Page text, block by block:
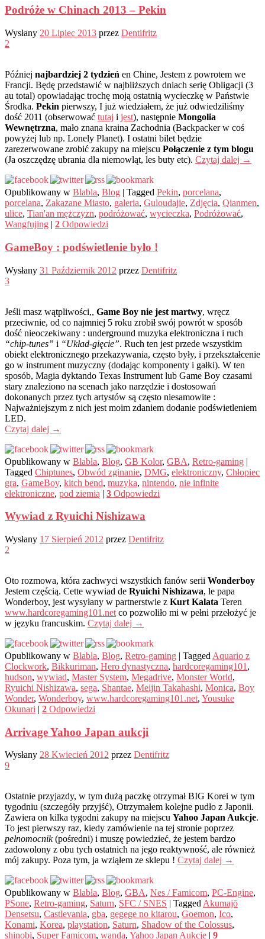
Podróże w Chinach 2013 – Pekin
Wysłany 20 Lipiec 2013 przez Dentifritz
2
Później najbardziej 2 tydzień en Chine, Jestem z powrotem we
Francji. Będę przedstawić w najbliższych dniach serię Obligacji (3
au total) opowiadając trochę moją ostatnią wycieczkę w Państwie
Środka. Pekin pierwszy, I już wiedziałem, że już odwiedziliśmy
dość 2011 (obserwować tutaj i jest), następnie Mongolia
Wewnętrzna, mało znana kraina Zachodnia (Backpacker w coś
powyżej lub np. Lonely Planet). I ostatni bilet będzie
zarezerwowane zrobić zakupy na miejscu Połączenie z tym blogu
(Ja oszczędzę ubrania dla niemowląt, les buty etc). Czytaj dalej →
Opublikowany w Blabla, Blog | Tagged Pekin, porcelana,
porcelana, Zakazane Miasto, galeria, Guloudajie, Zdjęcia, Qianmen,
ulice, Tian'an mężczyzn, podróżować, wycieczka, Podróżować,
Wangfujing | 2 Odpowiedzi
GameBoy : podświetlenie było !
Wysłany 31 Październik 2012 przez Dentifritz
3
Jeśli masz wątpliwości,, Game Boy nie jest martwy, wręcz
przeciwnie, od co najmniej 5 roku zrobił swój powrót w sposób
dość nieoczekiwany : underground muzyka elektroniczna i ruch
“chip-tunes” i “Układ-gięcie”. Ruch ten jest przede wszystkim
obiekt elektronicznego przekazywania, często były, i przekształcenie
go w instrument muzyczny (dodając komponenty i gałki). W ten
sposób, Magia dyktando Texas Instrument lub Game Boy czasami
stary znaleziono na scenach jako narzędzie i dostosowań
dokonanych przez tych artystów są często niesamowite :
Najważniejszym z nich jest moim zdaniem dodanie podświetleniem
LED.
Czytaj dalej →
Opublikowany w Blabla, Blog, GB Kolor, GBA, Retro-gaming |
Tagged Chiptunes, Obwód zginanie, DMG, elektroniczny, Chłopiec
gra, GameBoy, kitch bend, muzyka, nintendo, nie infinite
elektroniczne, pod ziemią | 3 Odpowiedzi
Wywiad z Ryuichi Nishizawa
Wysłany 17 Sierpień 2012 przez Dentifritz
2
Oto rozmowa, która zachwyci wszystkich fanów serii Wonderboy
Jestem częścią. Cette wywiad de Ryuichi Nishizawa, le papa
Wonderboy, jest wysyłany w partnerstwie z Kurt Kalata Teren
www.hardcoregaming101.net co pozwoliło mi w pełni przełożyć je
w języku francuskim. Czytaj dalej →
Opublikowany w Blabla, Blog, Retro-gaming | Tagged Aquario z
Clockwork, Bikkuriman, Hero dynastyczna, hardcoregaming101 ,
hudson, wywiad, Master System, Megadrive, Monster World,
Ryuichi Nishizawa, sega, Shantae, Meijin Takahashi, Monica, Boy
Wonder, Wonderboy, www.hardcoregaming101.net, Yousuke
Okunari | 2 Odpowiedzi
Arrivage Yahoo Japan aukcji
Wysłany 28 Kwiecień 2012 przez Dentifritz
9
Ostatnie przyjazdy, w tym dużą paczkę otrzymał BIG Korei w tym
tygodniu (szczegóły przyjść), Otrzymałem kolejne pudło z Japonii.
Zawiera on kilka tygodni zakupy na miejscu Yahoo Japan Aukcje.
To jest pierwszy raz, kiedy zamówienie na tej stronie poprzez
pełnomocnik(pośredni) i muszę powiedzieć, że jestem bardzo
zadowolony z obu tych ostatnich na jego reaktywność, ale również
mój zakupy. Poza tym, ja wziąłem ze sklepu ! Czytaj dalej →
Opublikowany w Blabla, Blog, GBA, Nes / Famicom, PC-Engine,
PSone, Retro-gaming, Saturn, SFC / SNES | TaggedAkumajō
Densetsu, Castlevania, gba, gegege no kitarou, Goemon, Ico,
Konami, Korea, playstation, Saturn, Shadow of the Colossus,
shinobi, Super Famicom, wanda, Yahoo Japan Aukcje | 9